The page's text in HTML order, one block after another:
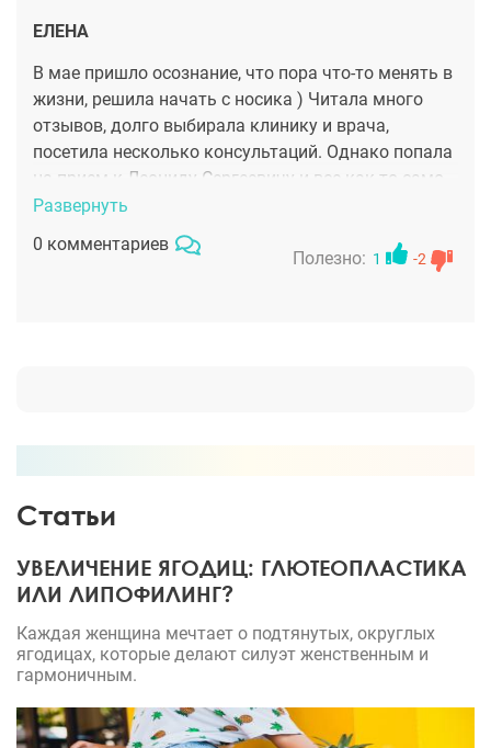
ЕЛЕНА
В мае пришло осознание, что пора что-то менять в
жизни, решила начать с носика ) Читала много
отзывов, долго выбирала клинику и врача,
посетила несколько консультаций. Однако попала
на прием к Леониду Сергеевичу и все как-то само
решилось - очень уверенный, спокойный. Поняла,
что у него рука точно не дрогнет и доверилась.
Ринопластику сделала в июне, теперь могу с
показатель для меня. Если когда-нибудь решусь
Развернуть
0 комментариев
Полезно: 1 -2
Статьи
УВЕЛИЧЕНИЕ ЯГОДИЦ: ГЛЮТЕОПЛАСТИКА
ИЛИ ЛИПОФИЛИНГ?
Каждая женщина мечтает о подтянутых, округлых
ягодицах, которые делают силуэт женственным и
гармоничным.